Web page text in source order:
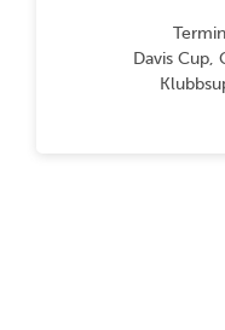
Davis Cup,